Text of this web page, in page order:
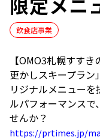
飲食店事業
【OMO3札幌すす
更かしスキープラ
リジナルメニュー
ルパフォーマンスで
せんか？
https://prtimes.jp/